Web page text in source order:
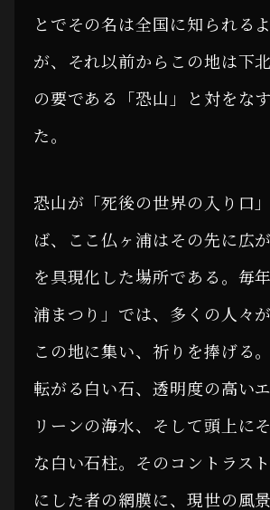
とでその名は全国に知られる
が、それ以前からこの地は下
の要である「恐山」と対をな
た。
恐山が「死後の世界の入り口
ば、ここ仏ヶ浦はその先に広が
を具現化した場所である。毎
浦まつり」では、多くの人々
この地に集い、祈りを捧げる
転がる白い石、透明度の高い
リーンの海水、そして頭上に
な白い石柱。そのコントラス
にした者の網膜に、現世の風